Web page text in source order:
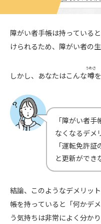
障がい者手帳は持っている
けられるため、障がい者の
しかし、あなたはこんな噂
うわさ
「障がい者
なくなるデメ
「運転免許
と更新ができ
結論、このようなデメリッ
帳を持っていると「何かデ
う気持ちは非常によく分かり